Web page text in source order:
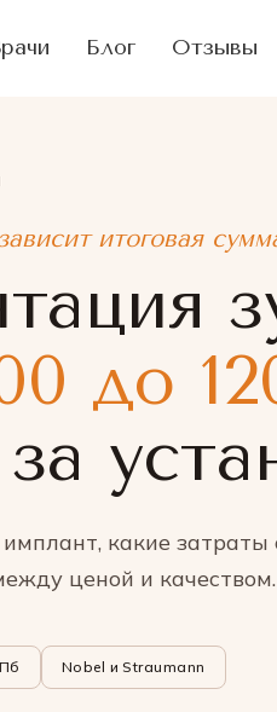
Блог Отзывы
итоговая
до
какие
ценой и качеством.
Nobel и Straumann